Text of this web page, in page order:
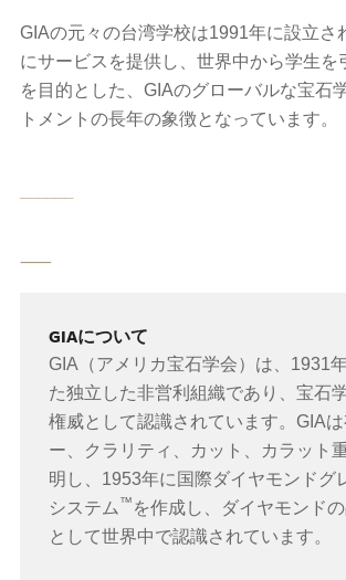
GIAの元々の台湾学校は1991年に設立さ
にサービスを提供し、世界中から学生を
を目的とした、GIAのグローバルな宝石
トメントの長年の象徴となっています。
⸺
GIAについて
GIA（アメリカ宝石学会）は、1931
た独立した非営利組織であり、宝石
権威として認識されています。GIA
ー、クラリティ、カット、カラット
明し、1953年に国際ダイヤモンドグ
システム ™ を作成し、ダイヤモンド
として世界中で認識されています。